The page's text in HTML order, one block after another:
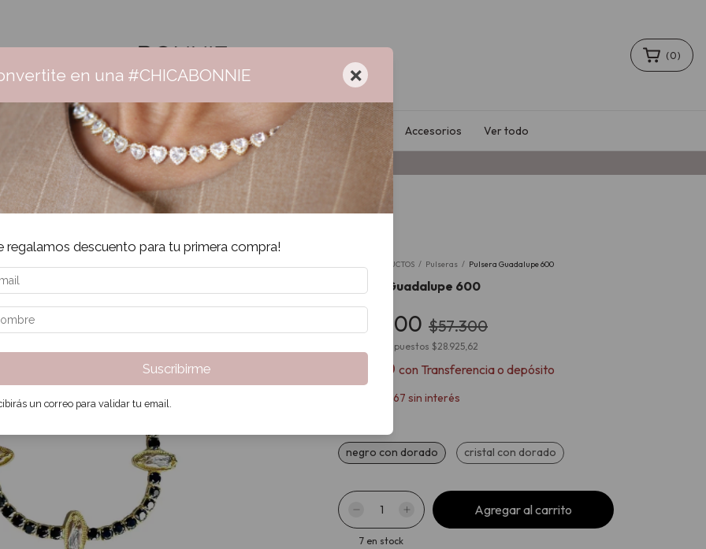
Envío gratis +$160.000 | 3 cuotas sin interés | 6 cuotas + $160.000
(0)
Ceramica Collares Pulseras Anillos Sale Accesorios Ver todo
PRODUCTOS / Pulseras / Pulsera Guadalupe 600
Pulsera Guadalupe 600
$35.000 $57.300
Precio sin impuestos $28.925,62
$31.500 con Transferencia o depósito
$11.666,67 sin interés
negro con dorado cristal con dorado
7 en stock
en una #CHICABONNIE ×
regalamos descuento para tu primera compra!
Suscribirme
un correo para validar tu email.